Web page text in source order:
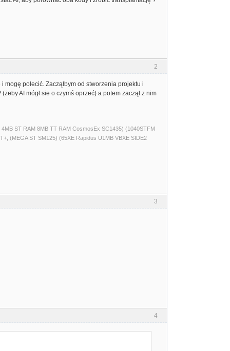
2
mogę polecić. Zacząłbym od stworzenia projektu i
AI mógł sie o czymś oprzeć) a potem zaczął z nim
ST RAM 8MB TT RAM CosmosEx SC1435) (1040STFM
(MEGA ST SM125) (65XE Rapidus U1MB VBXE SIDE2
3
4